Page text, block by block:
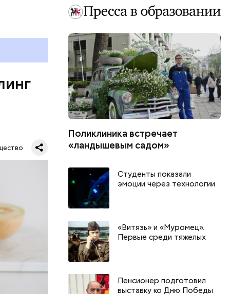
Поликлиника встречает
«ландышевым садом»
Студенты показали
эмоции через технологии
«Витязь» и «Муромец».
Первые среди тяжелых
Пенсионер подготовил
выставку ко Дню Победы